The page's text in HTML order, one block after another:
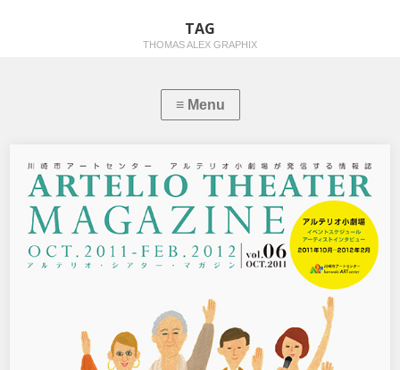
TAG
THOMAS ALEX GRAPHIX